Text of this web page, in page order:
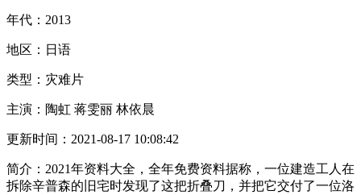
年代： 2013
地区： 日语
类型： 灾难片
主演： 陶虹 蒋雯丽 林依晨
更新时间： 2021-08-17 10:08:42
简介： 2021年资料大全，全年免费资料据称，一位建造工人在
拆除辛普森的旧宅时发现了这把折叠刀，并把它交付了一位洛